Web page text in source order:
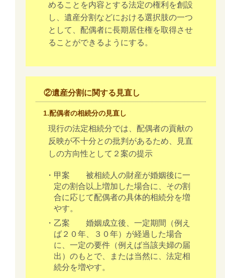
めることを内容とする法定の権利を創設
し、遺産分割などにおける選択肢の一つ
として、配偶者に長期居住権を取得させ
ることができるようにする。
②遺産分割に関する見直し
1.配偶者の相続分の見直し
現行の法定相続分では、配偶者の貢献の
反映が不十分との批判があるため、見直
しの方向性として２案の提示
・甲案 被相続人の財産が婚姻後に一
定の割合以上増加した場合に、その割
合に応じて配偶者の具体的相続分を増
やす。
・乙案 婚姻成立後、一定期間（例え
ば２０年、３０年）が経過した場合
に、一定の要件（例えば当該夫婦の届
出）のもとで、または当然に、法定相
続分を増やす。